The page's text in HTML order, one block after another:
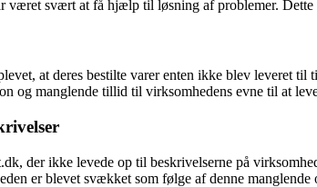
været svært at få hjælp til løsning af problemer.
at deres bestilte varer enten ikke blev leveret
og manglende tillid til virksomhedens evne til at
der ikke levede op til beskrivelserne på
er blevet svækket som følge af denne manglende